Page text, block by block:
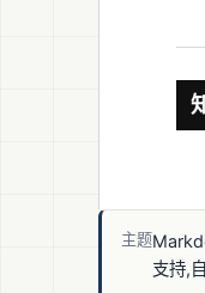
主题
支持,